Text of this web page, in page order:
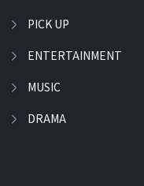
PICK UP
ENTERTAINMENT
MUSIC
DRAMA